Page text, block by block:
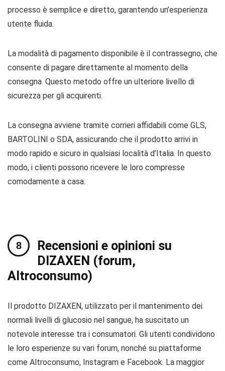
processo è semplice e diretto, garantendo un’esperienza
utente fluida.
La modalità di pagamento disponibile è il contrassegno, che
consente di pagare direttamente al momento della
consegna. Questo metodo offre un ulteriore livello di
sicurezza per gli acquirenti.
La consegna avviene tramite corrieri affidabili come GLS,
BARTOLINI o SDA, assicurando che il prodotto arrivi in
modo rapido e sicuro in qualsiasi località d’Italia. In questo
modo, i clienti possono ricevere le loro compresse
comodamente a casa.
Recensioni e opinioni su
DIZAXEN (forum,
Altroconsumo)
Il prodotto DIZAXEN, utilizzato per il mantenimento dei
normali livelli di glucosio nel sangue, ha suscitato un
notevole interesse tra i consumatori. Gli utenti condividono
le loro esperienze su vari forum, nonché su piattaforme
come Altroconsumo, Instagram e Facebook. La maggior